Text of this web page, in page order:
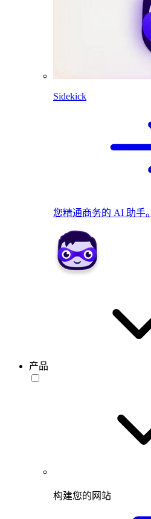
Sidekick
您精通商务的 AI 助手。
产品
构建您的网站